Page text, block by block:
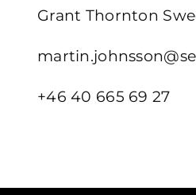
Grant Thornton
+46 40 665 69 27